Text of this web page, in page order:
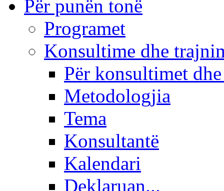
Për punën tonë
Programet
Konsultime dhe
Për konsultimet
Metodologjia
Tema
Konsultantë
Kalendari
Deklaruan...